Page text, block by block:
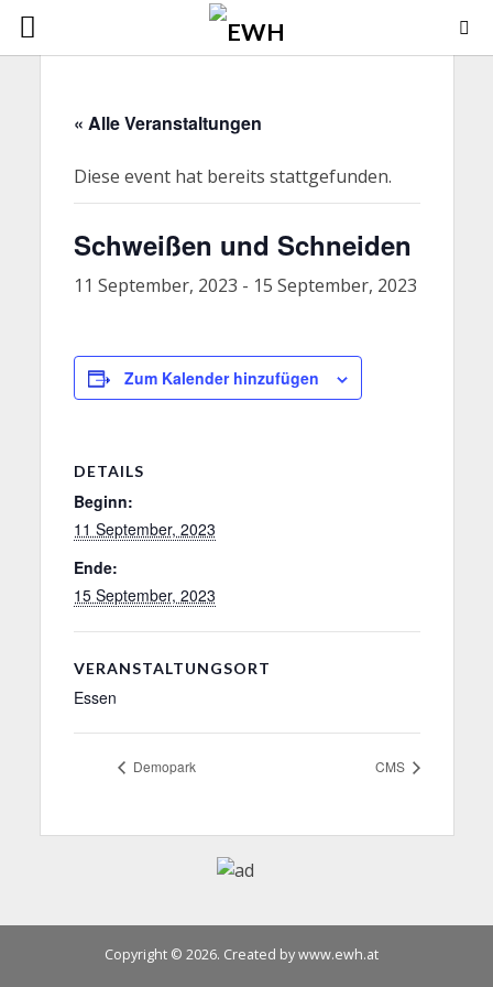
« Alle Veranstaltungen
Diese event hat bereits stattgefunden.
Schweißen und Schneiden
11 September, 2023 - 15 September, 2023
Zum Kalender hinzufügen
DETAILS
Beginn:
11 September, 2023
Ende:
15 September, 2023
VERANSTALTUNGSORT
Essen
Demopark CMS
Copyright © 2026. Created by www.ewh.at